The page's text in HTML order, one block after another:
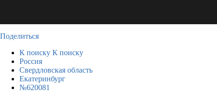
Поделиться
К поиску К поиску
Россия
Свердловская область
Екатеринбург
№620081